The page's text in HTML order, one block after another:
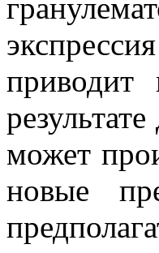
приводит
может
новые